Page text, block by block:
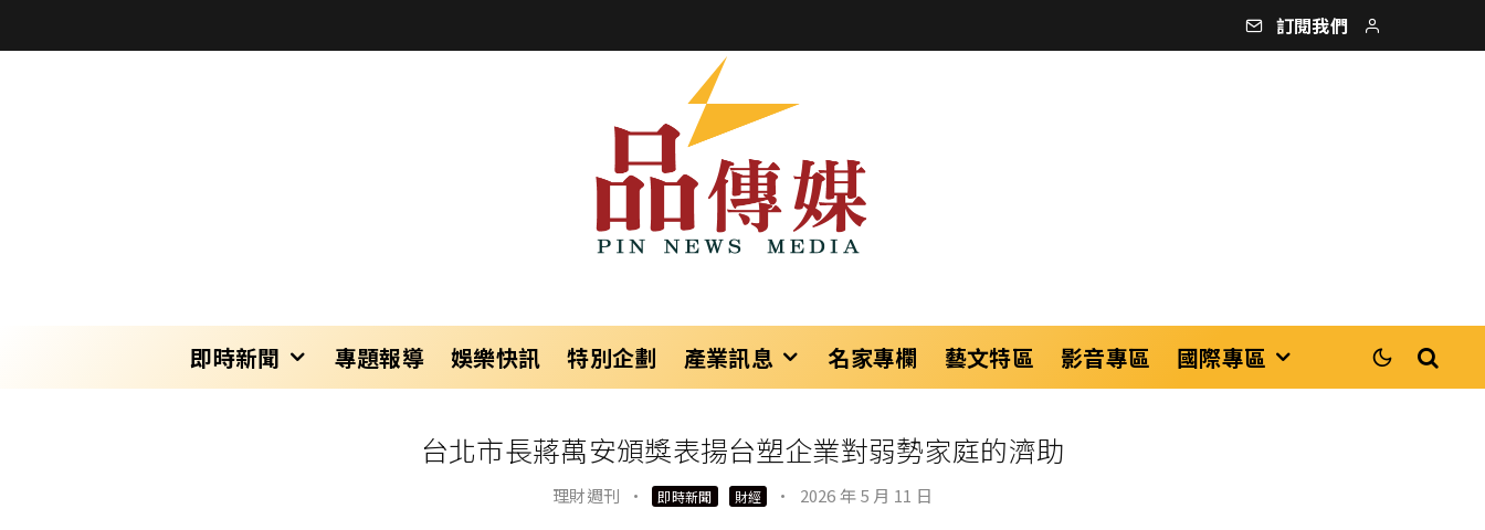
訂閱我們
即時新聞 專題報導 娛樂快訊 特別企劃 產業訊息 名家專欄 藝文特區 影音專區 國際專區
台北市長蔣萬安頒獎表揚台塑企業對弱勢家庭的濟助
理財週刊 · 即時新聞 財經 · 2026 年 5 月 11 日